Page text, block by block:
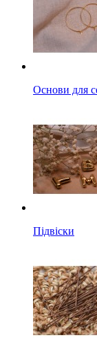
Основи для
Підвіски